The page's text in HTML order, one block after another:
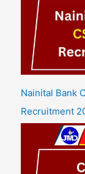
Nainital Bank
Recruitment